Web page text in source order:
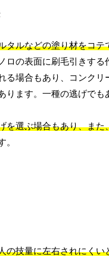
ルなどの塗り材をコ
ロの表面に刷毛引きする
場合もあり、コンク
ます。一種の逃げでも
を選ぶ場合もあり、ま
。
技量に左右されにく